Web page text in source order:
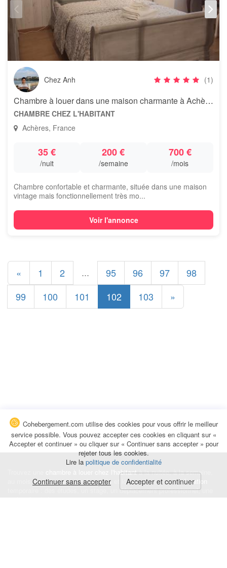
Chez Anh (1)
Chambre à louer dans une maison charmante à Achères
CHAMBRE CHEZ L'HABITANT
Achères, France
35 €
/nuit
200 €
/semaine
700 €
/mois
Chambre confortable et charmante, située dans une maison
vintage mais fonctionnellement très mo...
Voir l'annonce
« 1 2 ... 95 96 97
98
99
100 101 102 103 »
chambre à louer chez l'habitantà la nuitée, à la semaine,
au mois ou à l'année pour de courts et longs séjours, unecolocation
temporaire : des études, un stage, un déplacement professionnel, une
Cohebergement.com utilise des cookies pour vous offrir le meilleur
service possible. Vous pouvez accepter ces cookies en cliquant sur «
Accepter et continuer » ou cliquer sur « Continuer sans accepter » pour
rejeter tous les cookies.
Lire la politique de confidentialité
Continuer sans accepter Accepter et continuer